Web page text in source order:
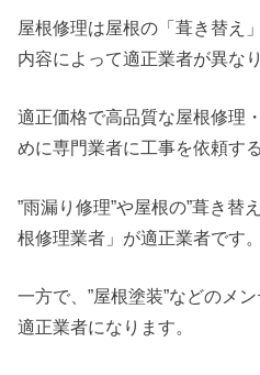
屋根修理は屋根の「葺き替え
内容によって適正業者が異な
適正価格で高品質な屋根修理
めに専門業者に工事を依頼す
”雨漏り修理”や屋根の”葺き替
根修理業者」が適正業者です。
一方で、”屋根塗装”などのメ
適正業者になります。